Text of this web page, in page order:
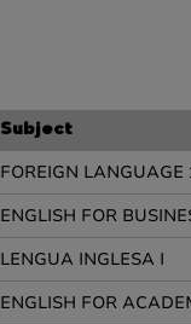
Subject
FOREIGN LANGUAGE
ENGLISH FOR
LENGUA INGLESA I
ENGLISH FOR